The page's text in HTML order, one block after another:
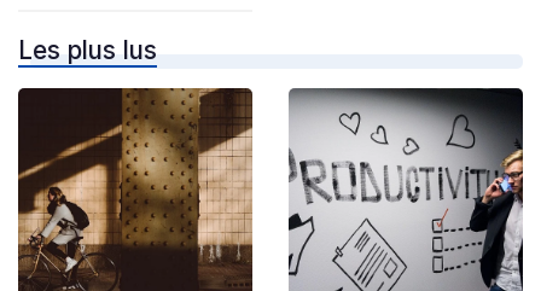
Les plus lus